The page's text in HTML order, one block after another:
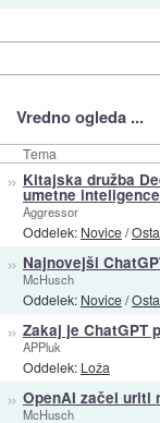
Vredno ogleda ...
Tema
» Kitajska družba
umetne
Aggressor
Oddelek: Novice/
» Najnovejši
McHusch
Oddelek: Novice/
» Zakaj je ChatGPT
APPluk
Oddelek: Loža
» OpenAI začel uriti
McHusch